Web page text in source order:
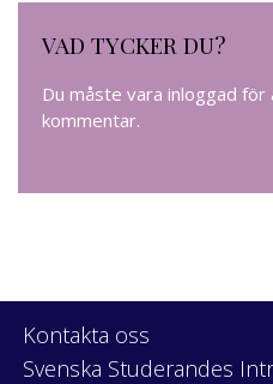
VAD TYCKER DU?
Du måste vara inloggad för
kommentar.
Kontakta oss
Svenska Studerandes